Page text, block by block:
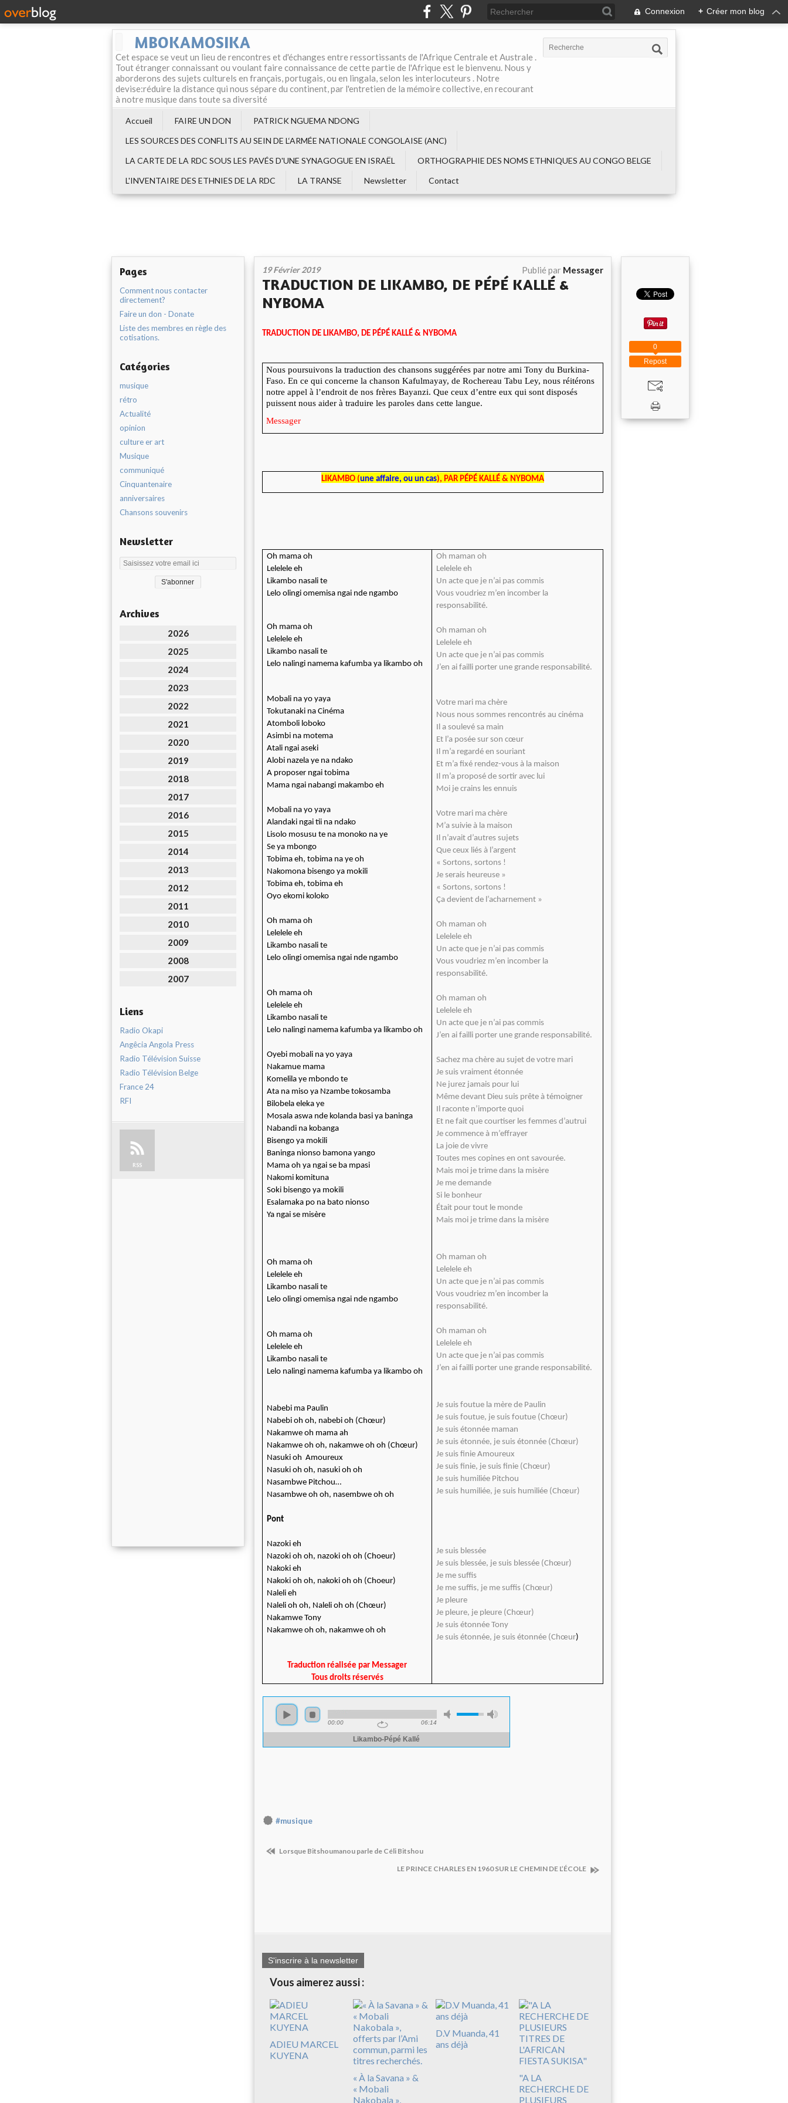
Connexion + Créer mon blog
MBOKAMOSIKA
Cet espace se veut un lieu de rencontres et d'échanges entre ressortissants de l'Afrique Centrale et Australe .
Tout étranger connaissant ou voulant faire connaissance de cette partie de l'Afrique est le bienvenu. Nous y
aborderons des sujets culturels en français, portugais, ou en lingala, selon les interlocuteurs . Notre
devise:réduire la distance qui nous sépare du continent, par l'entretien de la mémoire collective, en recourant
à notre musique dans toute sa diversité
Accueil FAIRE UN DON
PATRICK NGUEMA NDONG
LES SOURCES DES CONFLITS AU SEIN DE L‘ARMÉE NATIONALE CONGOLAISE (ANC)
LA CARTE DE LA RDC SOUS LES PAVÉS D'UNE SYNAGOGUE EN ISRAËL
ORTHOGRAPHIE DES NOMS ETHNIQUES AU CONGO BELGE
L'INVENTAIRE DES ETHNIES DE LA RDC
LA TRANSE Newsletter Contact
Pages
Comment nous contacter
directement?
Faire un don - Donate
Liste des membres en règle des
cotisations.
Catégories
musique
rétro
Actualité
opinion
culture er art
Musique
communiqué
Cinquantenaire
anniversaires
Chansons souvenirs
Newsletter
Archives
2026
2025
2024
2023
2022
2021
2020
2019
2018
2017
2016
2015
2014
2013
2012
2011
2010
2009
2008
2007
Liens
Radio Okapi
Angêcia Angola Press
Radio Télévision Suisse
Radio Télévision Belge
France 24
RFI
RSS
19 Février 2019 Publié par Messager
TRADUCTION DE LIKAMBO, DE PÉPÉ KALLÉ &
NYBOMA
TRADUCTION DE LIKAMBO, DE PÉPÉ KALLÉ & NYBOMA
Nous poursuivons la traduction des chansons suggérées par notre ami Tony du Burkina-
Faso. En ce qui concerne la chanson Kafulmayay, de Rochereau Tabu Ley, nous réitérons
notre appel à l’endroit de nos frères Bayanzi. Que ceux d’entre eux qui sont disposés
puissent nous aider à traduire les paroles dans cette langue.
Messager
LIKAMBO (une affaire, ou un cas), PAR PÉPÉ KALLÉ & NYBOMA
Oh mama oh
Lelelele eh
Likambo nasali te
Lelo olingi omemisa ngai nde ngambo
Oh mama oh
Lelelele eh
Likambo nasali te
Lelo nalingi namema kafumba ya likambo oh
Mobali na yo yaya
Tokutanaki na Cinéma
Atomboli loboko
Asimbi na motema
Atali ngai aseki
Alobi nazela ye na ndako
A proposer ngai tobima
Mama ngai nabangi makambo eh
Mobali na yo yaya
Alandaki ngai tii na ndako
Lisolo mosusu te na monoko na ye
Se ya mbongo
Tobima eh, tobima na ye oh
Nakomona bisengo ya mokili
Tobima eh, tobima eh
Oyo ekomi koloko
Oh mama oh
Lelelele eh
Likambo nasali te
Lelo olingi omemisa ngai nde ngambo
Oh mama oh
Lelelele eh
Likambo nasali te
Lelo nalingi namema kafumba ya likambo oh
Oyebi mobali na yo yaya
Nakamue mama
Komelila ye mbondo te
Ata na miso ya Nzambe tokosamba
Bilobela eleka ye
Mosala aswa nde kolanda basi ya baninga
Nabandi na kobanga
Bisengo ya mokili
Baninga nionso bamona yango
Mama oh ya ngai se ba mpasi
Nakomi komituna
Soki bisengo ya mokili
Esalamaka po na bato nionso
Ya ngai se misère
Oh mama oh
Lelelele eh
Likambo nasali te
Lelo olingi omemisa ngai nde ngambo
Oh mama oh
Lelelele eh
Likambo nasali te
Lelo nalingi namema kafumba ya likambo oh
Nabebi ma Paulin
Nabebi oh oh, nabebi oh (Chœur)
Nakamwe oh mama ah
Nakamwe oh oh, nakamwe oh oh (Chœur)
Nasuki oh Amoureux
Nasuki oh oh, nasuki oh oh
Nasambwe Pitchou…
Nasambwe oh oh, nasembwe oh oh
Pont
Nazoki eh
Nazoki oh oh, nazoki oh oh (Choeur)
Nakoki eh
Nakoki oh oh, nakoki oh oh (Choeur)
Naleli eh
Naleli oh oh, Naleli oh oh (Chœur)
Nakamwe Tony
Nakamwe oh oh, nakamwe oh oh
Traduction réalisée par Messager
Tous droits réservés
Oh maman oh
Lelelele eh
Un acte que je n’ai pas commis
Vous voudriez m’en incomber la
responsabilité.
Oh maman oh
Lelelele eh
Un acte que je n’ai pas commis
J’en ai failli porter une grande responsabilité.
Votre mari ma chère
Nous nous sommes rencontrés au cinéma
Il a soulevé sa main
Et l’a posée sur son cœur
Il m’a regardé en souriant
Et m’a fixé rendez-vous à la maison
Il m’a proposé de sortir avec lui
Moi je crains les ennuis
Votre mari ma chère
M’a suivie à la maison
Il n’avait d’autres sujets
Que ceux liés à l’argent
« Sortons, sortons !
Je serais heureuse »
« Sortons, sortons !
Ça devient de l’acharnement »
Oh maman oh
Lelelele eh
Un acte que je n’ai pas commis
Vous voudriez m’en incomber la
responsabilité.
Oh maman oh
Lelelele eh
Un acte que je n’ai pas commis
J’en ai failli porter une grande responsabilité.
Sachez ma chère au sujet de votre mari
Je suis vraiment étonnée
Ne jurez jamais pour lui
Même devant Dieu suis prête à témoigner
Il raconte n’importe quoi
Et ne fait que courtiser les femmes d’autrui
Je commence à m’effrayer
La joie de vivre
Toutes mes copines en ont savourée.
Mais moi je trime dans la misère
Je me demande
Si le bonheur
Était pour tout le monde
Mais moi je trime dans la misère
Oh maman oh
Lelelele eh
Un acte que je n’ai pas commis
Vous voudriez m’en incomber la
responsabilité.
Oh maman oh
Lelelele eh
Un acte que je n’ai pas commis
J’en ai failli porter une grande responsabilité.
Je suis foutue la mère de Paulin
Je suis foutue, je suis foutue (Chœur)
Je suis étonnée maman
Je suis étonnée, je suis étonnée (Chœur)
Je suis finie Amoureux
Je suis finie, je suis finie (Chœur)
Je suis humiliée Pitchou
Je suis humiliée, je suis humiliée (Chœur)
Je suis blessée
Je suis blessée, je suis blessée (Chœur)
Je me suffis
Je me suffis, je me suffis (Chœur)
Je pleure
Je pleure, je pleure (Chœur)
Je suis étonnée Tony
Je suis étonnée, je suis étonnée (Chœur)
#musique
Lorsque Bitshoumanou parle de Céli Bitshou
LE PRINCE CHARLES EN 1960 SUR LE CHEMIN DE L’ÉCOLE
S'inscrire à la newsletter
Vous aimerez aussi :
ADIEU MARCEL
KUYENA
« À la Savana » &
« Mobali
Nakobala »,
D.V Muanda, 41
ans déjà
"A LA
RECHERCHE DE
PLUSIEURS
Repost
0